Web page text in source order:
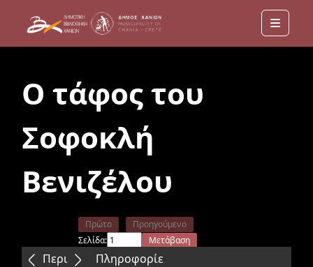
Menu
Ο τάφος του
Σοφοκλή
Βενιζέλου
Περιεχόμενα
Πρώτο
Προηγούμενο
Σελίδα:
Μετάβαση
Επόμενο
Τελευταίο
Πληροφορίε